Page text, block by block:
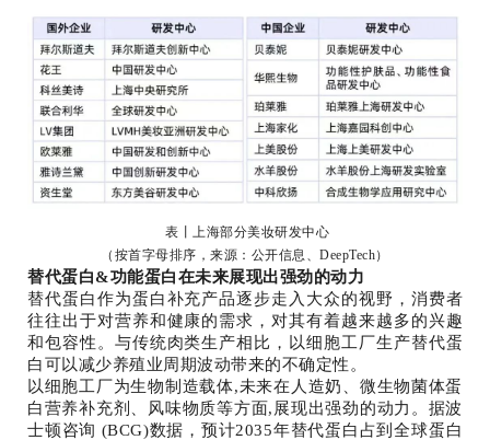
表丨上海部分美妆研发中心
（按首字母排序，来源：公开信息、DeepTech）
替代蛋白&功能蛋白在未来展现出强劲的动力
替代蛋白作为蛋白补充产品逐步走入大众的视野，消费者
往往出于对营养和健康的需求，对其有着越来越多的兴趣
和包容性。与传统肉类生产相比，以细胞工厂生产替代蛋
白可以减少养殖业周期波动带来的不确定性。
以细胞工厂为生物制造载体,未来在人造奶、微生物菌体蛋
白营养补充剂、风味物质等方面,展现出强劲的动力。据波
士顿咨询 (BCG)数据，预计2035年替代蛋白占到全球蛋白